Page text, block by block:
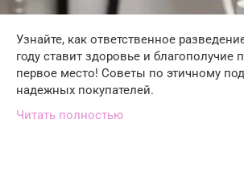
Узнайте, как ответственное
году ставит здоровье и благополучие
первое место! Советы по этичному
надежных покупателей.
Читать полностью